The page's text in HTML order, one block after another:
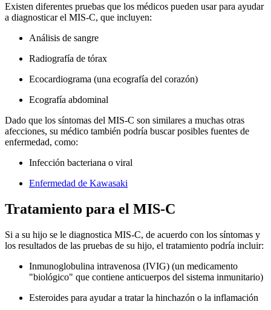
Existen diferentes pruebas que los médicos pueden usar para ayudar
a diagnosticar el MIS-C, que incluyen:
Análisis de sangre
Radiografía de tórax
Ecocardiograma (una ecografía del corazón)
Ecografía abdominal
Dado que los síntomas del MIS-C son similares a muchas otras
afecciones, su médico también podría buscar posibles fuentes de
enfermedad, como:
Infección bacteriana o viral
Enfermedad de Kawasaki
Tratamiento para el MIS-C
Si a su hijo se le diagnostica MIS-C, de acuerdo con los síntomas y
los resultados de las pruebas de su hijo, el tratamiento podría incluir:
Inmunoglobulina intravenosa (IVIG) (un medicamento
"biológico" que contiene anticuerpos del sistema inmunitario)
Esteroides para ayudar a tratar la hinchazón o la inflamación